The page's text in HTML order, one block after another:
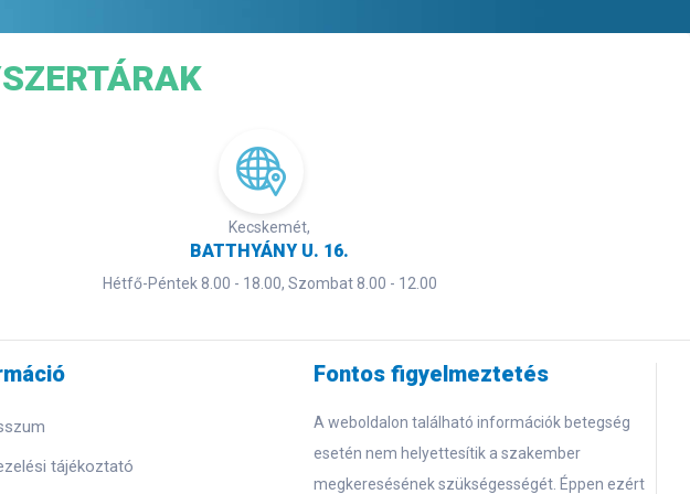
Kecskemét,
BATTHYÁNY U. 16.
Hétfő-Péntek 8.00 - 18.00, Szombat 8.00 - 12.00
tájékoztató
Fontos figyelmeztetés
A weboldalon található információk betegség
esetén nem helyettesítik a szakember
megkeresésének szükségességét. Éppen ezért